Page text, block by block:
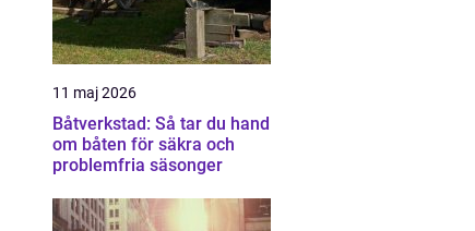
11 maj 2026
Båtverkstad: Så tar du hand
om båten för säkra och
problemfria säsonger